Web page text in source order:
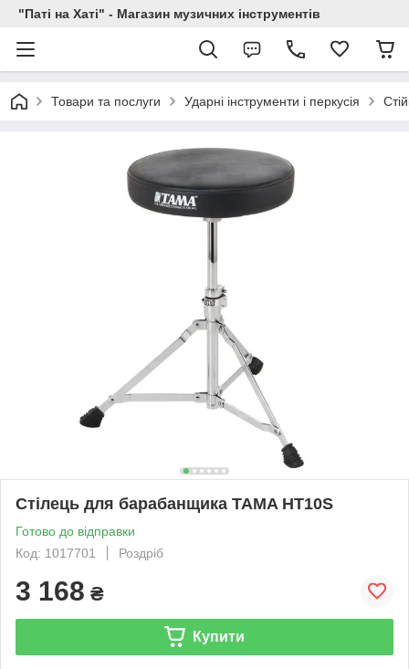
"Паті на Хаті" - Магазин музичних інструментів
Товари та послуги Ударні інструменти і перкусія
Стілець для барабанщика TAMA HT10S
Готово до відправки
Код: 1017701
Роздріб
3 168 ₴
Купити